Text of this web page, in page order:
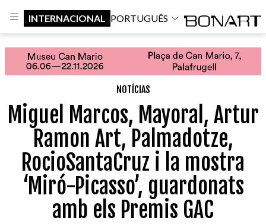
INTERNACIONAL PORTUGUÊS
NOTÍCIAS
Miguel Marcos, Mayoral, Artur
Ramon Art, Palmadotze,
RocioSantaCruz i la mostra
‘Miró-Picasso’, guardonats
amb els Premis GAC